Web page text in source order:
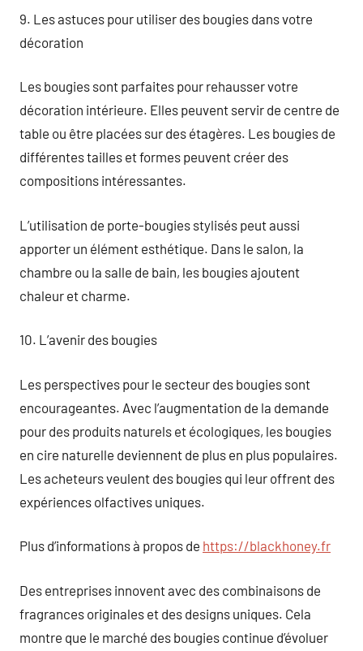
9. Les astuces pour utiliser des bougies dans votre
décoration
Les bougies sont parfaites pour rehausser votre
décoration intérieure. Elles peuvent servir de centre de
table ou être placées sur des étagères. Les bougies de
différentes tailles et formes peuvent créer des
compositions intéressantes.
L’utilisation de porte-bougies stylisés peut aussi
apporter un élément esthétique. Dans le salon, la
chambre ou la salle de bain, les bougies ajoutent
chaleur et charme.
10. L’avenir des bougies
Les perspectives pour le secteur des bougies sont
encourageantes. Avec l’augmentation de la demande
pour des produits naturels et écologiques, les bougies
en cire naturelle deviennent de plus en plus populaires.
Les acheteurs veulent des bougies qui leur offrent des
expériences olfactives uniques.
Plus d’informations à propos de https://blackhoney.fr
Des entreprises innovent avec des combinaisons de
fragrances originales et des designs uniques. Cela
montre que le marché des bougies continue d’évoluer